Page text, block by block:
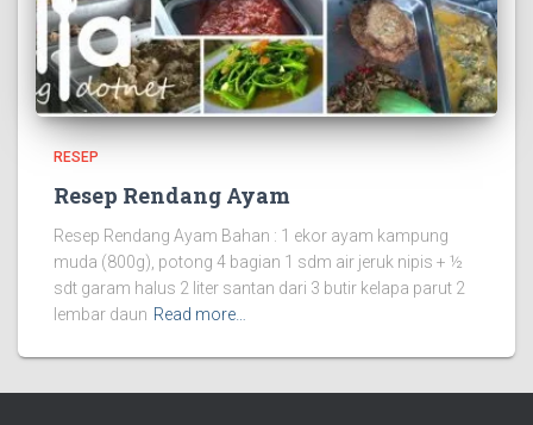
RESEP
Resep Rendang Ayam
Resep Rendang Ayam Bahan : 1 ekor ayam kampung
muda (800g), potong 4 bagian 1 sdm air jeruk nipis + ½
sdt garam halus 2 liter santan dari 3 butir kelapa parut 2
lembar daun Read more…